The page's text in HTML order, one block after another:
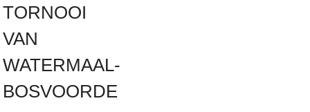
TORNOOI
VAN
WATERMAAL-
BOSVOORDE